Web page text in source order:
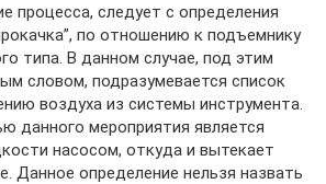
процесса, следует с определения
по отношению к подъемнику
типа. В данном случае, под этим
словом, подразумевается список
воздуха из системы инструмента.
данного мероприятия является
насосом, откуда и вытекает
Данное определение нельзя назвать